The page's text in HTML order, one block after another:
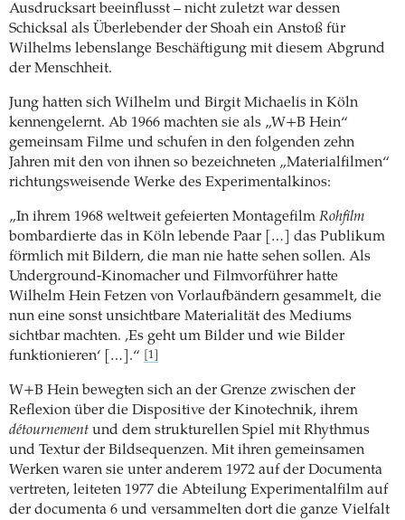
Ausdrucksart beeinflusst – nicht zuletzt war dessen
Schicksal als Überlebender der Shoah ein Anstoß für
Wilhelms lebenslange Beschäftigung mit diesem Abgrund
der Menschheit.
Jung hatten sich Wilhelm und Birgit Michaelis in Köln
kennengelernt. Ab 1966 machten sie als „W+B Hein“
gemeinsam Filme und schufen in den folgenden zehn
Jahren mit den von ihnen so bezeichneten „Materialfilmen“
richtungsweisende Werke des Experimentalkinos:
„In ihrem 1968 weltweit gefeierten Montagefilm Rohfilm
bombardierte das in Köln lebende Paar […] das Publikum
förmlich mit Bildern, die man nie hatte sehen sollen. Als
Underground-Kinomacher und Filmvorführer hatte
Wilhelm Hein Fetzen von Vorlaufbändern gesammelt, die
nun eine sonst unsichtbare Materialität des Mediums
sichtbar machten. ‚Es geht um Bilder und wie Bilder
funktionieren‘ […].“
[1]
W+B Hein bewegten sich an der Grenze zwischen der
Reflexion über die Dispositive der Kinotechnik, ihrem
détournement und dem strukturellen Spiel mit Rhythmus
und Textur der Bildsequenzen. Mit ihren gemeinsamen
Werken waren sie unter anderem 1972 auf der Documenta
vertreten, leiteten 1977 die Abteilung Experimentalfilm auf
der documenta 6 und versammelten dort die ganze Vielfalt